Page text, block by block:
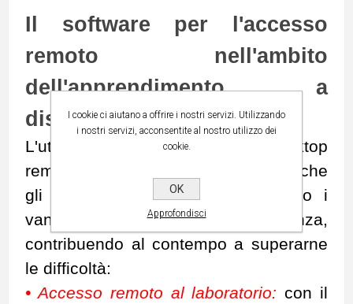
Il software per l'accesso
remoto nell'ambito
dell'apprendimento a
distanza
L'utilizzo di un software per desktop
remoto può aiutare sia gli studenti che
gli insegnanti a sfruttare al meglio i
vantaggi dell'apprendimento a distanza,
contribuendo al contempo a superarne
le difficoltà:
• Accesso remoto al laboratorio: con il
I cookie ci aiutano a offrire i nostri servizi. Utilizzando
i nostri servizi, acconsentite al nostro utilizzo dei
cookie.
OK
Approfondisci